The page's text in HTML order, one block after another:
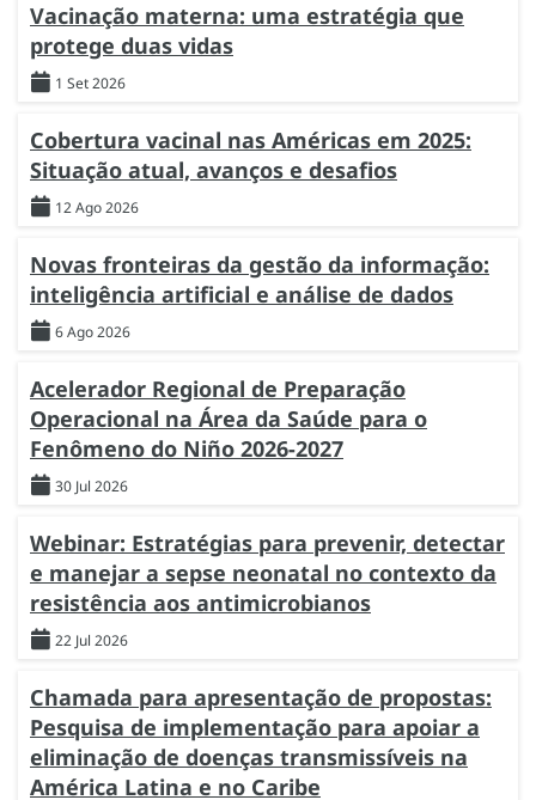
Vacinação materna: uma estratégia que
protege duas vidas
1 Set 2026
Cobertura vacinal nas Américas em 2025:
Situação atual, avanços e desafios
12 Ago 2026
Novas fronteiras da gestão da informação:
inteligência artificial e análise de dados
6 Ago 2026
Acelerador Regional de Preparação
Operacional na Área da Saúde para o
Fenômeno do Niño 2026-2027
30 Jul 2026
Webinar: Estratégias para prevenir, detectar
e manejar a sepse neonatal no contexto da
resistência aos antimicrobianos
22 Jul 2026
Chamada para apresentação de propostas:
Pesquisa de implementação para apoiar a
eliminação de doenças transmissíveis na
América Latina e no Caribe